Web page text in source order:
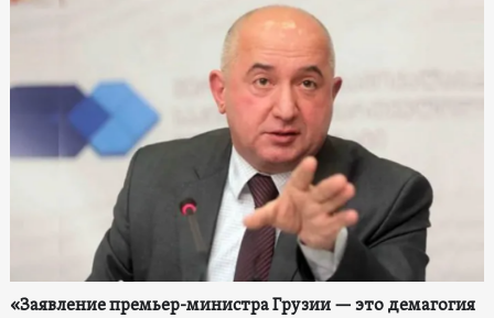
«Заявление премьер-министра Грузии — это демагогия